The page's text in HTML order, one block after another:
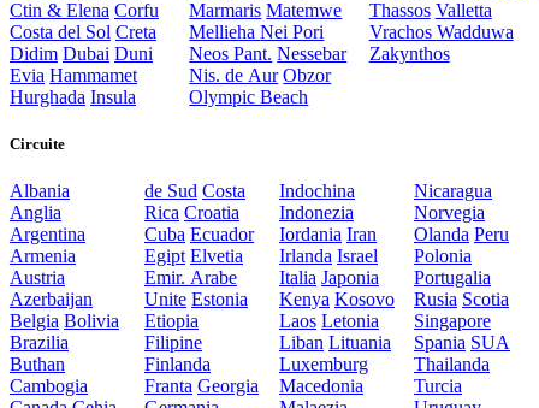
Ctin & Elena Corfu
Costa del Sol Creta
Didim Dubai Duni
Evia Hammamet
Hurghada Insula
Marmaris Matemwe
MelliehaNei Pori
Neos Pant. Nessebar
Nis. de Aur Obzor
Olympic Beach
Thassos Valletta
Vrachos Wadduwa
Zakynthos
Circuite
Albania
Anglia
Argentina
Armenia
Austria
Azerbaijan
Belgia Bolivia
Brazilia
Buthan
Cambogia
de Sud Costa
Rica Croatia
Cuba Ecuador
Egipt Elvetia
Emir. Arabe
Unite Estonia
Etiopia
Filipine
Finlanda
Franta Georgia
Indochina
Indonezia
Iordania Iran
Irlanda Israel
Italia Japonia
Kenya Kosovo
Laos Letonia
Liban Lituania
Luxemburg
Macedonia
Nicaragua
Norvegia
Olanda Peru
Polonia
Portugalia
Rusia Scotia
Singapore
Spania SUA
Thailanda
Turcia